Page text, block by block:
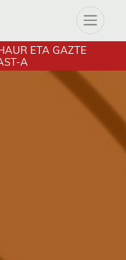
ETA GAZTE
A